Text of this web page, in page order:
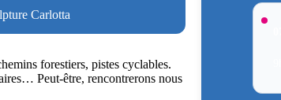
Carlotta
forestiers, pistes cyclables.
Peut-être, rencontrerons nous